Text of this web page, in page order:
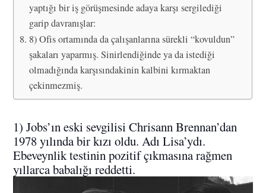
yaptığı bir iş görüşmesinde adaya karşı sergilediği
garip davranışlar:
8) Ofis ortamında da çalışanlarına sürekli “kovuldun”
şakaları yaparmış. Sinirlendiğinde ya da istediği
olmadığında karşısındakinin kalbini kırmaktan
çekinmezmiş.
1) Jobs’ın eski sevgilisi Chrisann Brennan’dan
1978 yılında bir kızı oldu. Adı Lisa’ydı.
Ebeveynlik testinin pozitif çıkmasına rağmen
yıllarca babalığı reddetti.